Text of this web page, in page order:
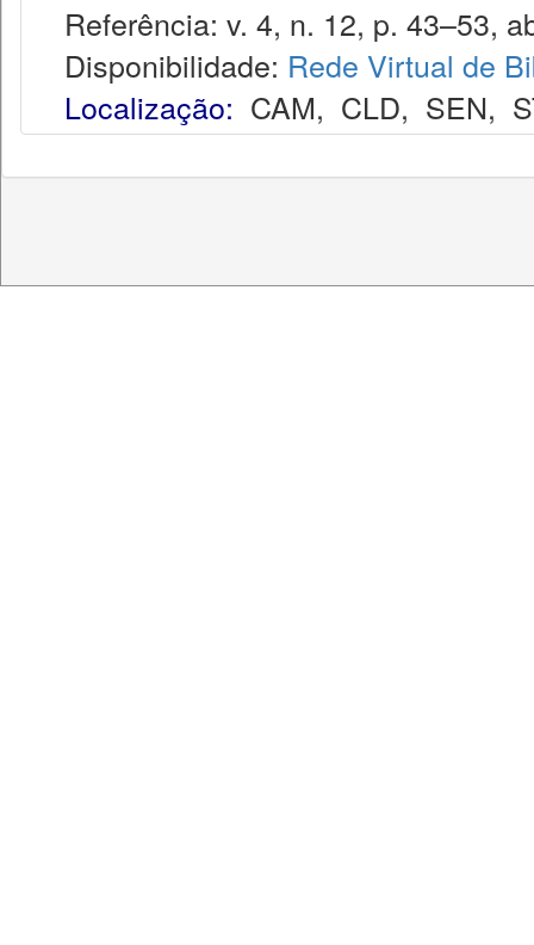
Referência: v. 4, n. 12, p. 43–53,
Disponibilidade: Rede Virtual de
Localização: CAM, CLD, SEN,